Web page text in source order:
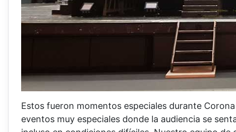
Estos fueron momentos especiales durante
eventos muy especiales donde la audiencia se